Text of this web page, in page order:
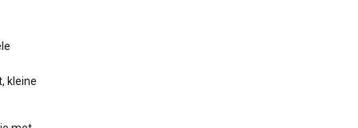
kleine